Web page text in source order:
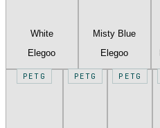
White
Elegoo
Misty Blue
Elegoo
PETG PETG PETG